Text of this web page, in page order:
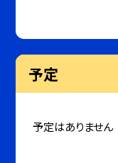
予定
予定はありません